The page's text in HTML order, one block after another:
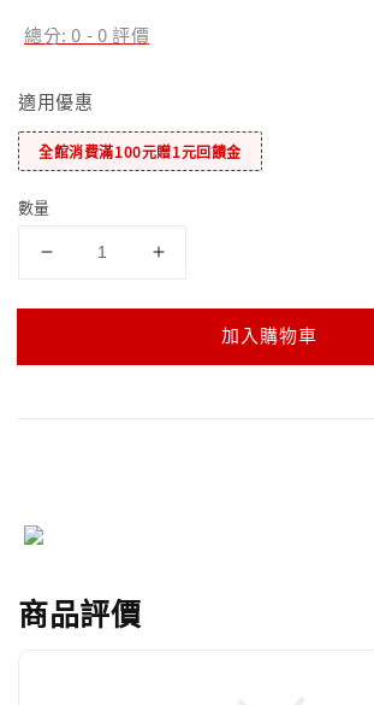
總分:0 -0評價
適用優惠
全館消費滿100元贈1元回饋金
數量
加入購物車
商品評價